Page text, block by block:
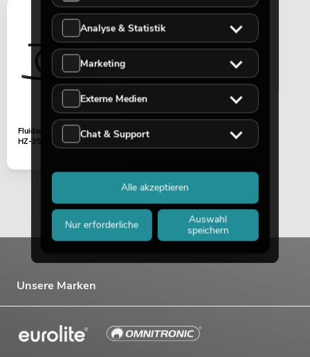
Fluidschlauch 8MM/6MM
HZ-350 1m
Unsere Marken
Analyse & Statistik
Marketing
Externe Medien
Chat & Support
Nur erforderliche
Auswahl
speichern
Alle akzeptieren